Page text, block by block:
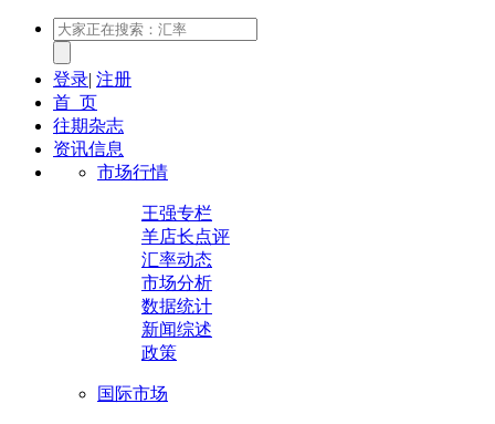
登录| 注册
首 页
往期杂志
资讯信息
市场行情
王强专栏
羊店长点评
汇率动态
市场分析
数据统计
新闻综述
政策
国际市场